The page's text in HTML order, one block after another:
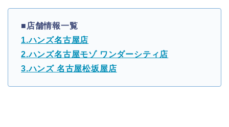
■店舗情報一覧
1.ハンズ名古屋店
2.ハンズ名古屋モゾ ワンダーシティ店
3.ハンズ 名古屋松坂屋店